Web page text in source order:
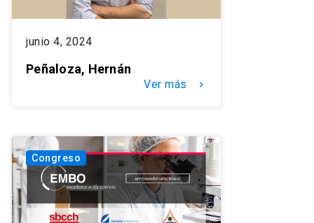
junio 4, 2024
Peñaloza, Hernán
Ver más keyboard_arrow_right
Congreso